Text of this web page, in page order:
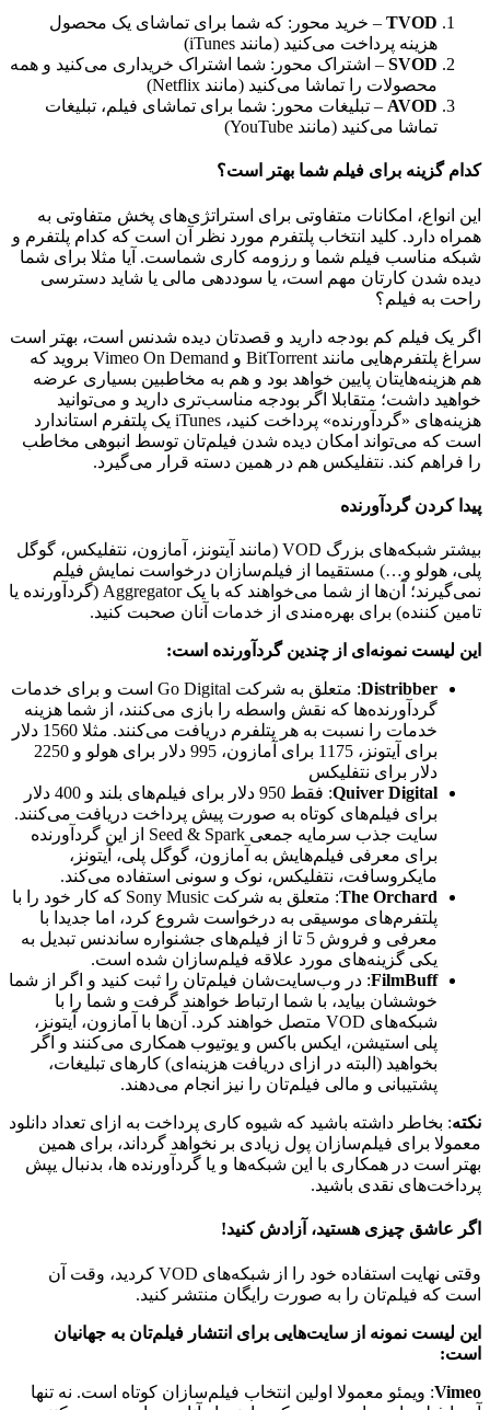
TVOD – خرید محور: که شما برای تماشای یک محصول
هزینه پرداخت می‌کنید (مانند iTunes)
SVOD – اشتراک محور: شما اشتراک خریداری می‌کنید و همه
محصولات را تماشا می‌کنید (مانند Netflix)
AVOD – تبلیغات محور: شما برای تماشای فیلم، تبلیغات
تماشا می‌کنید (مانند YouTube)
کدام گزینه برای فیلم شما بهتر است؟
این انواع، امکانات متفاوتی برای استراتژی‌های پخش متفاوتی به
همراه دارد. کلید انتخاب پلتفرم مورد نظر آن است که کدام پلتفرم و
شبکه مناسب فیلم شما و رزومه کاری شماست. آیا مثلا برای شما
دیده شدن کارتان مهم است، یا سوددهی مالی یا شاید دسترسی
راحت به فیلم؟
اگر یک فیلم کم بودجه دارید و قصدتان دیده شدنس است، بهتر است
سراغ پلتفرم‌هایی مانند BitTorrent و Vimeo On Demand بروید که
هم هزینه‌هایتان پایین خواهد بود و هم به مخاطبین بسیاری عرضه
خواهید داشت؛ متقابلا اگر بودجه مناسب‌تری دارید و می‌توانید
هزینه‌های «گردآورنده» پرداخت کنید، iTunes یک پلتفرم استاندارد
است که می‌تواند امکان دیده شدن فیلم‌تان توسط انبوهی مخاطب
را فراهم کند. نتفلیکس هم در همین دسته قرار می‌گیرد.
پیدا کردن گردآورنده
بیشتر شبکه‌های بزرگ VOD (مانند آیتونز، آمازون، نتفلیکس، گوگل
پلی، هولو و…) مستقیما از فیلم‌سازان درخواست نمایش فیلم
نمی‌گیرند؛ آن‌ها از شما می‌خواهند که با یک Aggregator (گردآورنده یا
تامین کننده) برای بهره‌مندی از خدمات آنان صحبت کنید.
این لیست نمونه‌ای از چندین گردآورنده است:
Distribber
: متعلق به شرکت Go Digital است و برای خدمات
گردآورنده‌ها که نقش واسطه را بازی می‌کنند، از شما هزینه
خدمات را نسبت به هر پتلفرم دریافت می‌کنند. مثلا 1560 دلار
برای آیتونز، 1175 برای آمازون، 995 دلار برای هولو و 2250
دلار برای نتفلیکس
Quiver Digital
: فقط 950 دلار برای فیلم‌های بلند و 400 دلار
برای فیلم‌های کوتاه به صورت پیش پرداخت دریافت می‌کنند.
سایت جذب سرمایه جمعی Seed & Spark از این گردآورنده
برای معرفی فیلم‌هایش به آمازون، گوگل پلی، آیتونز،
مایکروسافت، نتفلیکس، نوک و سونی استفاده می‌کند.
The Orchard
: متعلق به شرکت Sony Music که کار خود را با
پلتفرم‌های موسیقی به درخواست شروع کرد، اما جدیدا با
معرفی و فروش 5 تا از فیلم‌های جشنواره ساندنس تبدیل به
یکی گزینه‌های مورد علاقه فیلم‌سازان شده است.
FilmBuff: در وب‌سایت‌شان فیلم‌تان را ثبت کنید و اگر از شما
خوششان بیاید، با شما ارتباط خواهند گرفت و شما را با
شبکه‌های VOD متصل خواهند کرد. آن‌ها با آمازون، آیتونز،
پلی استیشن، ایکس باکس و یوتیوب همکاری می‌کنند و اگر
بخواهید (البته در ازای دریافت هزینه‌ای) کارهای تبلیغات،
پشتیبانی و مالی فیلم‌تان را نیز انجام می‌دهند.
نکته: بخاطر داشته باشید که شیوه کاری پرداخت به ازای تعداد دانلود
معمولا برای فیلم‌سازان پول زیادی بر نخواهد گرداند، برای همین
بهتر است در همکاری با این شبکه‌ها و یا گردآورنده ها، بدنبال یپش
پرداخت‌های نقدی باشید.
اگر عاشق چیزی هستید، آزادش کنید!
وقتی نهایت استفاده خود را از شبکه‌های VOD کردید، وقت آن
است که فیلم‌تان را به صورت رایگان منتشر کنید.
این لیست نمونه از سایت‌هایی برای انتشار فیلم‌تان به جهانیان
است:
Vimeo: ویمئو معمولا اولین انتخاب فیلم‌سازان کوتاه است. نه تنها